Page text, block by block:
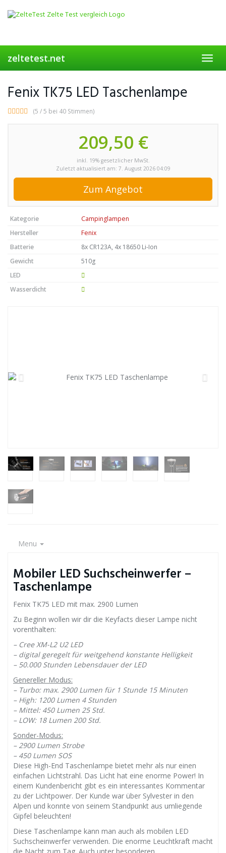
zeltetest.net
Fenix TK75 LED Taschenlampe
(5 / 5 bei 40 Stimmen)
209,50 €
inkl. 19% gesetzlicher MwSt.
Zuletzt aktualisiert am: 7. August 2026 04:09
Zum Angebot
Kategorie
Campinglampen
Hersteller
Fenix
Batterie
8x CR123A, 4x 18650 Li-Ion
Gewicht
510g
LED
Wasserdicht
Menu
Mobiler LED Suchscheinwerfer –
Taschenlampe
Fenix TK75 LED mit max. 2900 Lumen
Zu Beginn wollen wir dir die Keyfacts dieser Lampe nicht
vorenthalten:
– Cree XM-L2 U2 LED
– digital geregelt für weitgehend konstante Helligkeit
– 50.000 Stunden Lebensdauer der LED
Genereller Modus:
– Turbo: max. 2900 Lumen für 1 Stunde 15 Minuten
– High: 1200 Lumen 4 Stunden
– Mittel: 450 Lumen 25 Std.
– LOW: 18 Lumen 200 Std.
Sonder-Modus:
– 2900 Lumen Strobe
– 450 Lumen SOS
Diese High-End Taschenlampe bietet mehr als nur einen
einfachen Lichtstrahl. Das Licht hat eine enorme Power! In
einem Kundenbericht gibt es ein interessantes Kommentar
zu der Lichtpower. Der Kunde war über Sylvester in den
Alpen und konnte von seinem Standpunkt aus umliegende
Gipfel beleuchten!
Diese Taschenlampe kann man auch als mobilen LED
Suchscheinwerfer verwenden. Die enorme Leuchtkraft macht